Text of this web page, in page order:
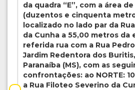
da quadra “E”, com a área
(duzentos e cinquenta
localizado no lado par da
da Cunha a 55,00 metros da
referida rua com a Rua
Jardim Redentora dos
Paranaíba (MS), com as
confrontações: ao NORTE:
a Rua Filoteo Severino da